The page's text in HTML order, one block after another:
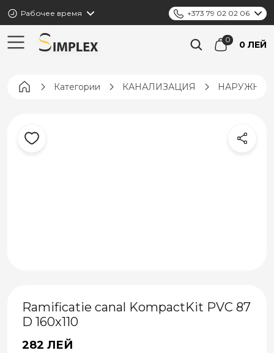
Рабочее время +373 79 02 02 06
0 ЛЕЙ
Pagina principală
Категории КАНАЛИЗАЦИЯ
Ramificatie canal KompactKit PVC 87
D 160x110
282 ЛЕЙ